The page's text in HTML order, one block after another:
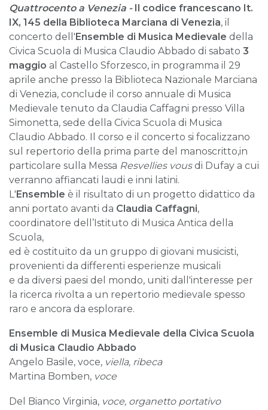
Quattrocento a Venezia - Il codice francescano It.
IX, 145 della Biblioteca Marciana di Venezia, il
concerto dell'Ensemble di Musica Medievale della
Civica Scuola di Musica Claudio Abbado di sabato 3
maggio al Castello Sforzesco, in programma il 29
aprile anche presso la Biblioteca Nazionale Marciana
di Venezia, conclude il corso annuale di Musica
Medievale tenuto da Claudia Caffagni presso Villa
Simonetta, sede della Civica Scuola di Musica
Claudio Abbado. Il corso e il concerto si focalizzano
sul repertorio della prima parte del manoscritto,in
particolare sulla Messa Resvellies vousdi Dufay a cui
verranno affiancati laudi e inni latini.
L'Ensemble è il risultato di un progetto didattico da
anni portato avanti da Claudia Caffagni,
coordinatore dell’Istituto di Musica Antica della
Scuola,
ed è costituito da un gruppo di giovani musicisti,
provenienti da differenti esperienze musicali
e da diversi paesi del mondo, uniti dall'interesse per
la ricerca rivolta a un repertorio medievale spesso
raro e ancora da esplorare.
Ensemble di Musica Medievale della Civica Scuola
di Musica Claudio Abbado
Angelo Basile, voce, viella, ribeca
Martina Bomben, voce
Del Bianco Virginia, voce, organetto portativo